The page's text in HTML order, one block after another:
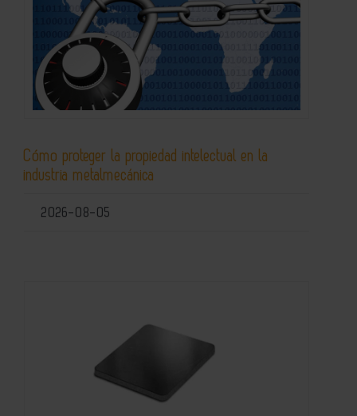
Cómo proteger la propiedad intelectual en la
industria metalmecánica
2026-08-05